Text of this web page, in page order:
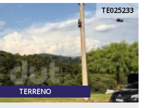
TE025233
TERRENO